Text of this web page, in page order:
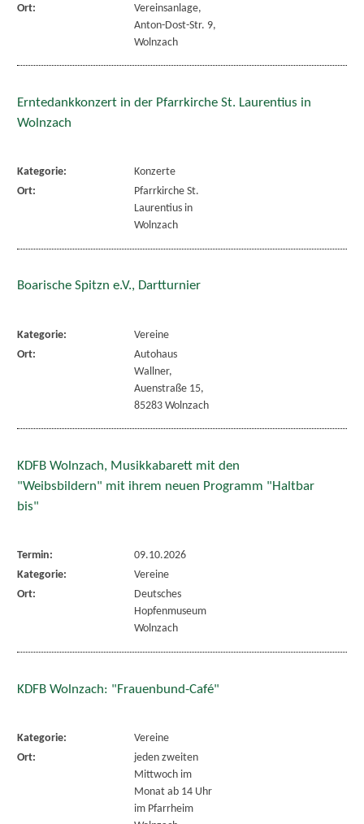
Ort:
Vereinsanlage,
Anton-Dost-Str. 9,
Wolnzach
Erntedankkonzert in der Pfarrkirche St. Laurentius in
Wolnzach
Kategorie:
Konzerte
Ort:
Pfarrkirche St.
Laurentius in
Wolnzach
Boarische Spitzn e.V., Dartturnier
Kategorie:
Vereine
Ort:
Autohaus
Wallner,
Auenstraße 15,
85283 Wolnzach
KDFB Wolnzach, Musikkabarett mit den
"Weibsbildern" mit ihrem neuen Programm "Haltbar
bis"
Termin:
09.10.2026
Kategorie:
Vereine
Ort:
Deutsches
Hopfenmuseum
Wolnzach
KDFB Wolnzach: "Frauenbund-Café"
Kategorie:
Vereine
Ort:
jeden zweiten
Mittwoch im
Monat ab 14 Uhr
im Pfarrheim